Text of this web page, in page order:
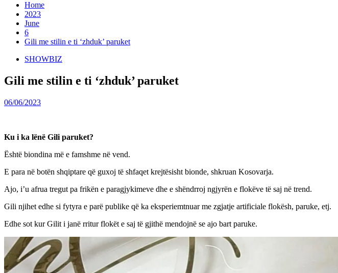
Home
2023
June
6
Gili me stilin e ti ‘zhduk’ paruket
SHOWBIZ
Gili me stilin e ti ‘zhduk’ paruket
06/06/2023
Ku i ka lënë Gili paruket?
Është biondina më e famshme në vend.
E para në botën shqiptare që guxoj të shfaqet krejtësisht bionde, shkruan Kosovarja.
Ajo, i’u afrua tregut pa frikën e paragjykimeve dhe e shëndrroj ngjyrën e flokëve të saj në trend.
Gili njihet edhe si fytyra e parë publike që ka eksperiemtnuar me zgjatje artificiale flokësh, paruke, etj.
Edhe sot kur Gilit i janë rritur flokët e saj të gjithë mendojnë se ajo bart paruke.